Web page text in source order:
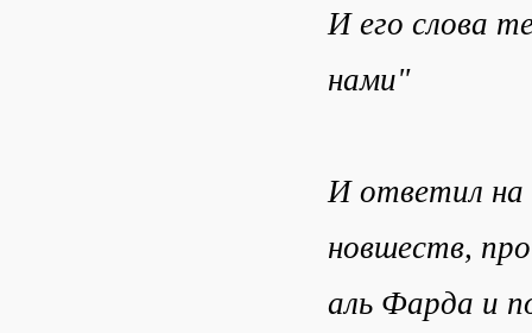
И его слова
нами"
И ответил на
новшеств,
аль Фарда и